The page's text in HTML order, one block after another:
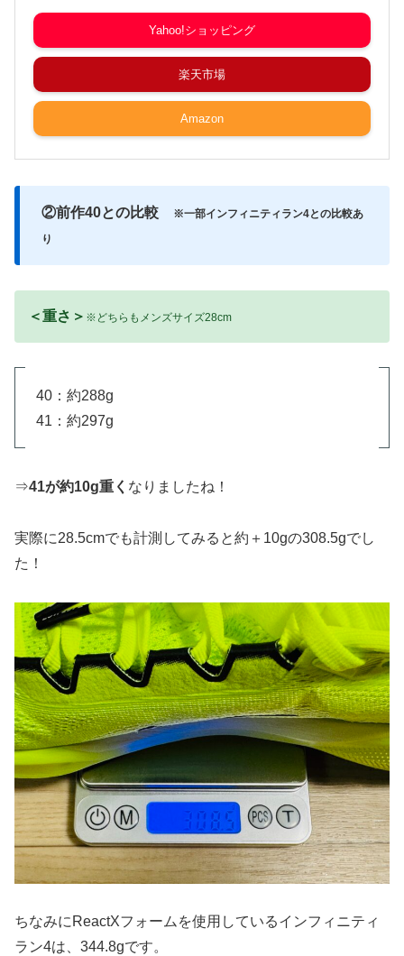
Yahoo!ショッピング
楽天市場
Amazon
②前作40との比較
※一部インフィニティラン4との比較あ
り
＜重さ＞ ※どちらもメンズサイズ28cm
40：約288g
41：約297g
⇒41が約10g重く なりましたね！
実際に28.5cmでも計測してみると約＋10gの308.5gでし
た！
ちなみにReactXフォームを使用しているインフィニティ
ラン4は、344.8gです。